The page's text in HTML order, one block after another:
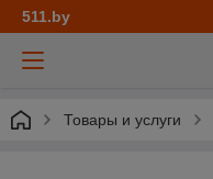
511.by
Товары и услуги